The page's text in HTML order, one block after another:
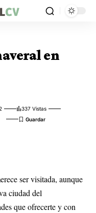
en
337 Vistas
ser visitada, aunque
ciudad del
que ofrecerte y con